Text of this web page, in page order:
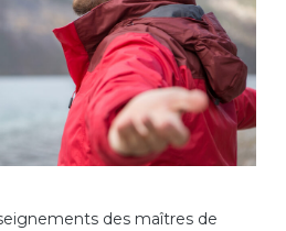
des maîtres de